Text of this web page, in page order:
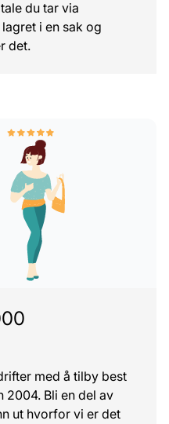
du tar via
i en sak og
det.
med å tilby best
2004. Bli en del av
ut hvorfor vi er det